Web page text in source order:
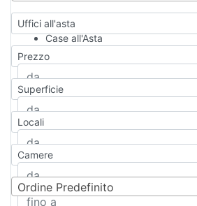
Uffici all'asta
Case all'Asta
Qualsiasi
Appartamento
Casa indipendente
Casa Semi-indipendente
Attico/Mansarda
Rustico/Casale
Camera d'Albergo
Multiproprietà
Prezzo
Superficie
Locali
Camere
Ordine Predefinito